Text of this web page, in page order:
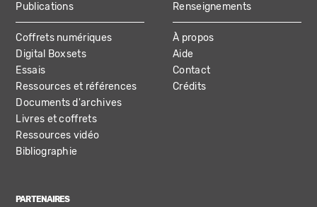
Publications
Coffrets numériques
Digital Boxsets
Essais
Ressources et références
Documents d'archives
Livres et coffrets
Ressources vidéo
Bibliographie
Renseignements
À propos
Aide
Contact
Crédits
PARTENAIRES